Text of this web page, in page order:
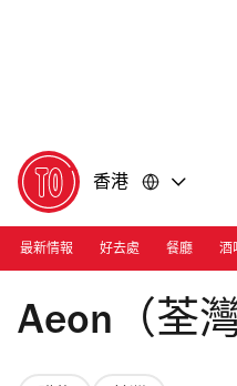
香港
最新情報 好去處 餐廳 酒
Photograph: Courtesy Aeon
Aeon（荃灣